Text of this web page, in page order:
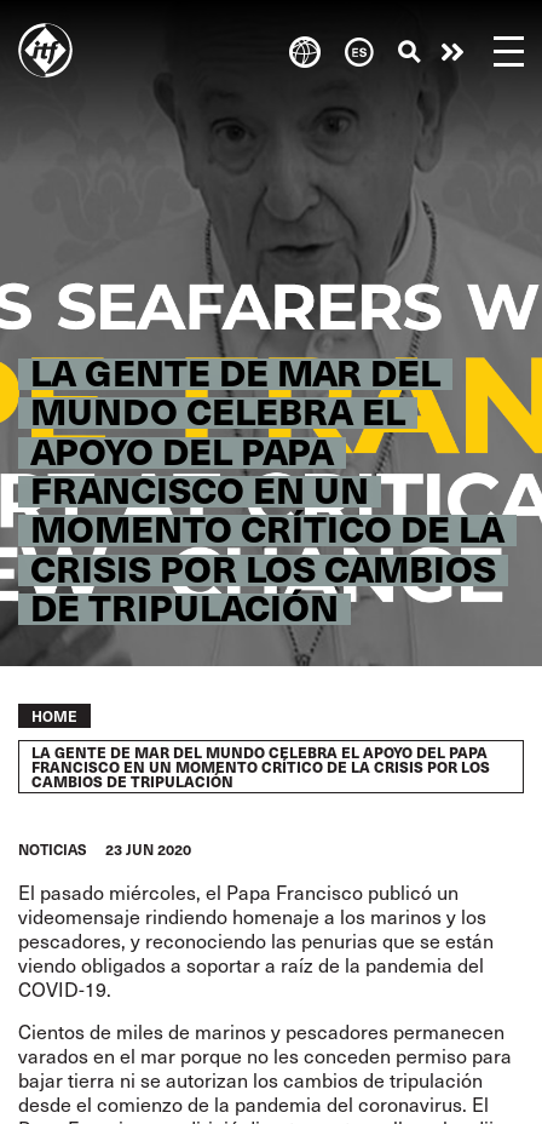
main
LA GENTE DE MAR DEL
MUNDO CELEBRA EL
APOYO DEL PAPA
FRANCISCO EN UN
MOMENTO CRÍTICO DE LA
CRISIS POR LOS CAMBIOS
DE TRIPULACIÓN
Take
action
Breadcrumb
HOME
LA GENTE DE MAR DEL MUNDO CELEBRA EL APOYO DEL PAPA
FRANCISCO EN UN MOMENTO CRÍTICO DE LA CRISIS POR LOS
CAMBIOS DE TRIPULACIÓN
NOTICIAS 23 JUN 2020
El pasado miércoles, el Papa Francisco publicó un
videomensaje rindiendo homenaje a los marinos y los
pescadores, y reconociendo las penurias que se están
viendo obligados a soportar a raíz de la pandemia del
COVID-19.
Cientos de miles de marinos y pescadores permanecen
varados en el mar porque no les conceden permiso para
bajar tierra ni se autorizan los cambios de tripulación
desde el comienzo de la pandemia del coronavirus. El